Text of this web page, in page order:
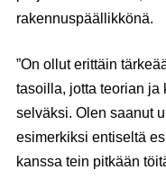
rakennuspäällikkönä.
”On ollut erittäin
tasoilla, jotta teorian ja
selväksi. Olen saanut
esimerkiksi entiseltä
kanssa tein pitkään